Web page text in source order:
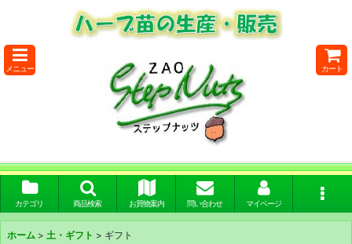
メニュー カート
カテゴリ 商品検索 お買物案内 問い合わせ マイページ
ホーム > 土・ギフト > ギフト